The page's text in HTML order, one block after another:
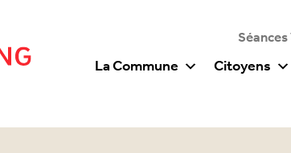
La Commune Citoyens